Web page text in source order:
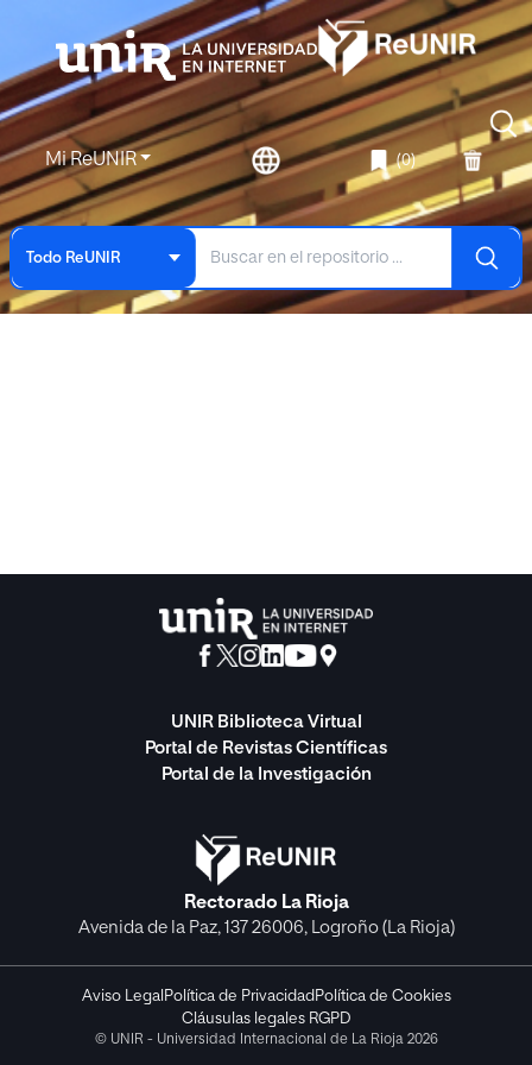
Mi ReUNIR (0)
Todo ReUNIR
UNIR Biblioteca Virtual
Portal de Revistas Científicas
Portal de la Investigación
Rectorado La Rioja
Avenida de la Paz, 137 26006, Logroño (La Rioja)
Aviso Legal Política de Privacidad Política de Cookies
Cláusulas legales RGPD
© UNIR - Universidad Internacional de La Rioja 2026